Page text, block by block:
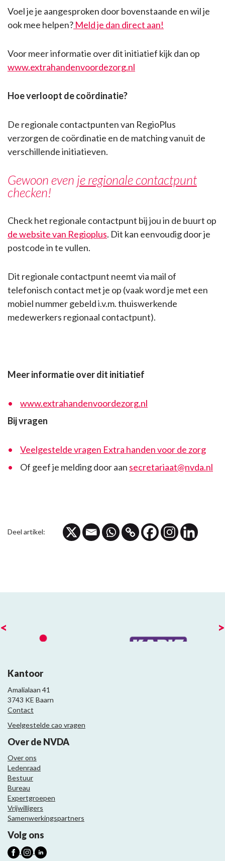
Voel je je aangesproken door bovenstaande en wil je
ook mee helpen? Meld je dan direct aan!
Voor meer informatie over dit initiatief kijk dan op
www.extrahandenvoordezorg.nl
Hoe verloopt de coördinatie?
De regionale contactpunten van RegioPlus
verzorgen de coördinatie en de matching vanuit de
verschillende initiatieven.
Gewoon even je regionale contactpunt
checken!
Check het regionale contactpunt bij jou in de buurt op
de website van Regioplus. Dit kan eenvoudig door je
postcode in te vullen.
Dit regionale contactpunt neemt via mail of
telefonisch contact met je op (vaak word je met een
mobiel nummer gebeld i.v.m. thuiswerkende
medewerkers regionaal contactpunt).
Meer informatie over dit initiatief
www.extrahandenvoordezorg.nl
Bij vragen
Veelgestelde vragen Extra handen voor de zorg
Of geef je melding door aan secretariaat@nvda.nl
Deel artikel:
< >
Kantoor
Amalialaan 41
3743 KE Baarn
Contact
Veelgestelde cao vragen
Over de NVDA
Over ons
Ledenraad
Bestuur
Bureau
Expertgroepen
Vrijwilligers
Samenwerkingspartners
Volg ons